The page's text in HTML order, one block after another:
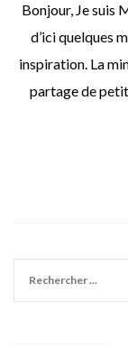
Bonjour, Je suis
d’ici quelques
inspiration. La
partage de